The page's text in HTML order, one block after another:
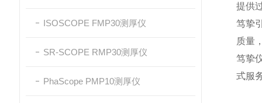
ISOSCOPE FMP30测厚仪
SR-SCOPE RMP30测厚仪
PhaScope PMP10测厚仪
提供
笃挚
质量
笃挚
式服